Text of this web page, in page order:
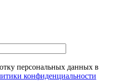
персональных данных в
конфиденциальности